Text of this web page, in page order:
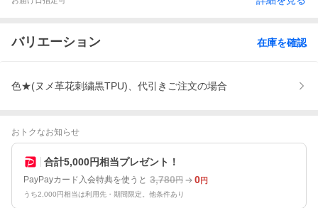
バリエーション 在庫を確認
色★(ヌメ革花刺繍黒TPU)、代引きご注文の場合
おトクなお知らせ
合計5,000円相当プレゼント！
PayPayカード入会特典を使うと 3,780円 0円
うち2,000円相当は利用先・期間限定。他条件あり